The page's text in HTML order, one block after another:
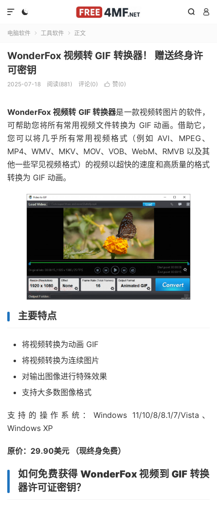
  

电脑软件  工具软件  正文
WonderFox 视频转 GIF 转换器！ 赠送终身许
可密钥
2025-07-18 阅读(881) 评论(0)  赞(0)
WonderFox 视频转 GIF 转换器是一款视频转图片的软件，
可帮助您将所有常用视频文件转换为 GIF 动画。借助它，
您可以将几乎所有常用视频格式（例如 AVI、MPEG、
MP4、WMV、MKV、MOV、VOB、WebM、RMVB 以及其
他一些罕见视频格式）的视频以超快的速度和高质量的格式
转换为 GIF 动画。
主要特点
将视频转换为动画 GIF
将视频转换为连续图片
对输出图像进行特殊效果
支持大多数图像格式
支持的操作系统：Windows 11/10/8/8.1/7/Vista、
Windows XP
原价：29.90美元 （现终身免费）
如何免费获得 WonderFox 视频到 GIF 转换
器许可证密钥？